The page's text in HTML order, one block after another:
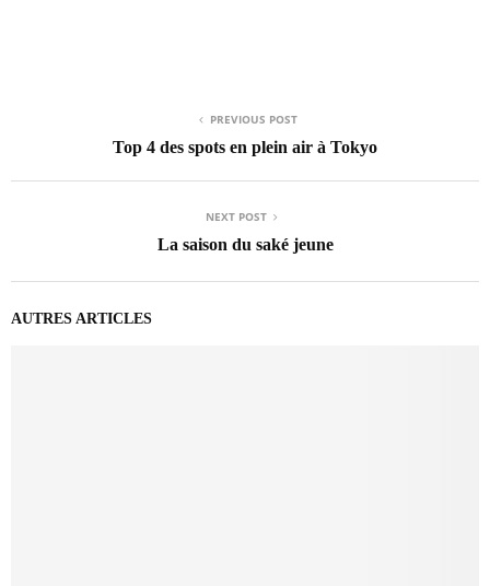
PREVIOUS POST
Top 4 des spots en plein air à Tokyo
NEXT POST
La saison du saké jeune
AUTRES ARTICLES